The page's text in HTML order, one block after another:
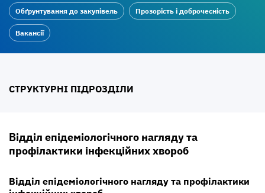
Обґрунтування до закупівель Прозорість і доброчесність
Вакансії
СТРУКТУРНІ ПІДРОЗДІЛИ
Відділ епідеміологічного нагляду та
профілактики інфекційних хвороб
Відділ епідеміологічного нагляду та профілактики